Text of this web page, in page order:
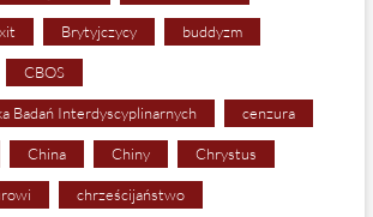
Brytyjczycy buddyzm
CBOS
Badań Interdyscyplinarnych cenzura
China Chiny Chrystus
chrześcijaństwo